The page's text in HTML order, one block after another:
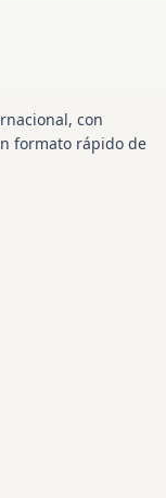
con
formato rápido de